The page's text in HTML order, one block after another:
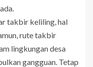
takbir keliling, hal
rute takbir
lingkungan desa
gangguan. Tetap